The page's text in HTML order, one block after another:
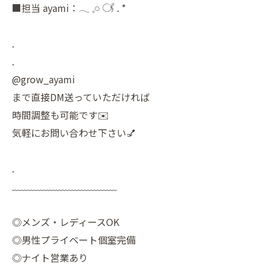
■担当 ayami：‪𓂃 𓈒𓏸 𓋜 . *
.
.
@grow_ayami
まで直接DM送っていただければ
時間調整も可能です✉️
気軽にお問い合わせ下さい💅
.
﹏﹏﹏﹏﹏﹏﹏﹏﹏﹏﹏
◎メンズ・レディースOK
◎男性プライベート個室完備
◎ナイト営業あり